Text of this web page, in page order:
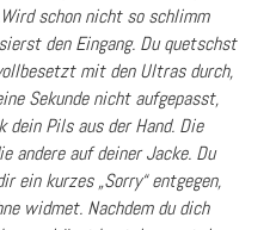
schon nicht so schlimm
den Eingang. Du quetschst
mit den Ultras durch,
Sekunde nicht aufgepasst,
Pils aus der Hand. Die
andere auf deiner Jacke. Du
kurzes „Sorry“ entgegen,
widmet. Nachdem du dich